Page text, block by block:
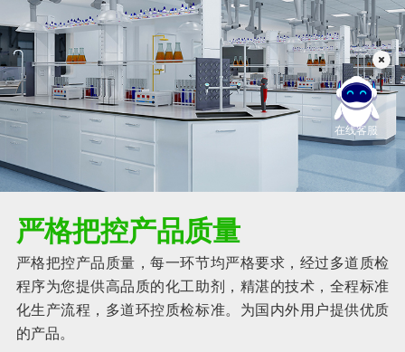
严格把控产品质量
严格把控产品质量，每一环节均严格要求，经过多道质检
程序为您提供高品质的化工助剂，精湛的技术，全程标准
化生产流程，多道环控质检标准。为国内外用户提供优质
的产品。
在线客服